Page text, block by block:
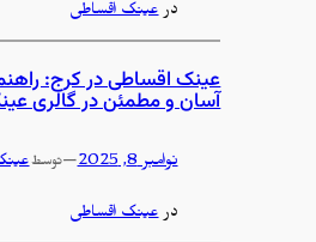
درعینک اقساطی
عینک اقساطی در کرج:
آسان و مطمئن در گالری
نوامبر 8, 2025 —توسط
درعینک اقساطی